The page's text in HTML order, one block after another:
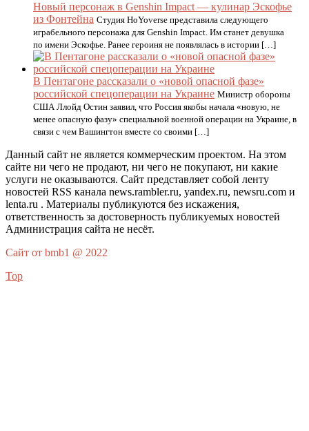
Новый персонаж в Genshin Impact — кулинар Эскофье
из Фонтейна Студия HoYoverse представила следующего
играбельного персонажа для Genshin Impact. Им станет девушка
по имени Эскофье. Ранее героиня не появлялась в истории […]
В Пентагоне рассказали о «новой опасной фазе»
российской спецоперации на Украине Министр обороны
США Ллойд Остин заявил, что Россия якобы начала «новую, не
менее опасную фазу» специальной военной операции на Украине, в
связи с чем Вашингтон вместе со своими […]
Данный сайт не является коммерческим проектом. На этом
сайте ни чего не продают, ни чего не покупают, ни какие
услуги не оказываются. Сайт представляет собой ленту
новостей RSS канала news.rambler.ru, yandex.ru, newsru.com и
lenta.ru . Материалы публикуются без искажения,
ответственность за достоверность публикуемых новостей
Администрация сайта не несёт.
Сайт от bmb1 @ 2022
Top